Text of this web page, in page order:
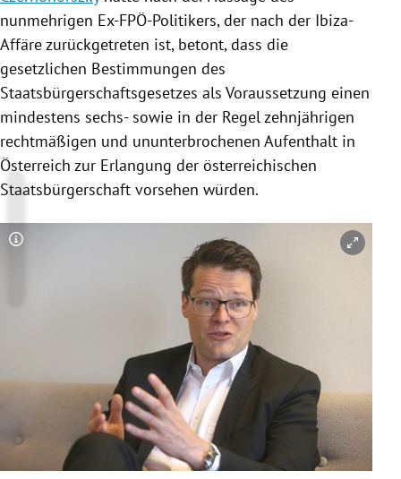
nunmehrigen Ex-FPÖ-Politikers, der nach der Ibiza-
Affäre zurückgetreten ist, betont, dass die
gesetzlichen Bestimmungen des
Staatsbürgerschaftsgesetzes als Voraussetzung einen
mindestens sechs- sowie in der Regel zehnjährigen
rechtmäßigen und ununterbrochenen Aufenthalt in
Österreich zur Erlangung der österreichischen
Staatsbürgerschaft vorsehen würden.
Copyright-Hinweis öffnen/schließen